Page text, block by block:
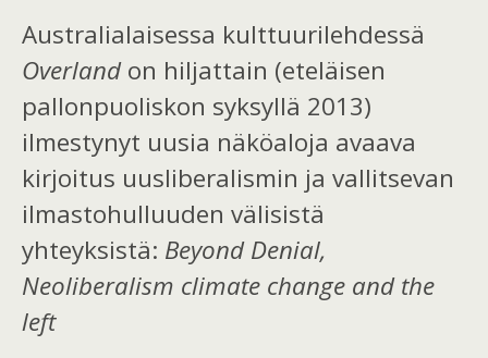
Australialaisessa kulttuurilehdessä
Overlandon hiljattain (eteläisen
pallonpuoliskon syksyllä 2013)
ilmestynyt uusia näköaloja avaava
kirjoitus uusliberalismin ja vallitsevan
ilmastohulluuden välisistä
yhteyksistä: Beyond Denial,
Neoliberalism climate change and the
left